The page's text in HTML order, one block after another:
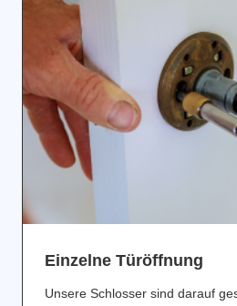
Einzelne Türöffnung
Unsere Schlosser sind darauf